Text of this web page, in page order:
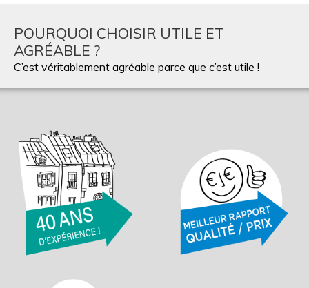
POURQUOI CHOISIR UTILE ET
AGRÉABLE ?
C’est véritablement agréable parce que c’est utile !